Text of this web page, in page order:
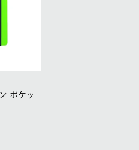
ポケッ